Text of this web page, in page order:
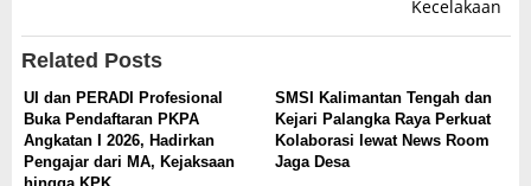
Kecelakaan
Related Posts
UI dan PERADI Profesional
Buka Pendaftaran PKPA
Angkatan I 2026, Hadirkan
Pengajar dari MA, Kejaksaan
SMSI Kalimantan Tengah dan
Kejari Palangka Raya Perkuat
Kolaborasi lewat News Room
Jaga Desa